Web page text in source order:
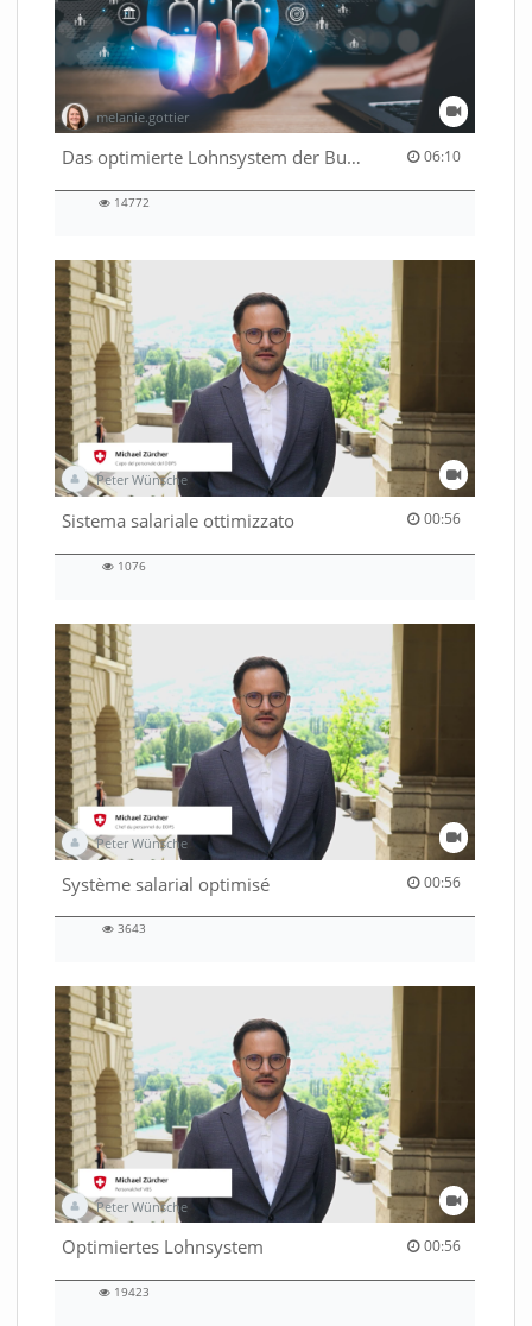
melanie.gottier
Das optimierte Lohnsystem der Bundesverwaltung 06:10
06:10 duration
14772
Peter Wünsche
Sistema salariale ottimizzato 00:56
00:56 duration
1076
Peter Wünsche
Système salarial optimisé 00:56
00:56 duration
3643
Peter Wünsche
Optimiertes Lohnsystem 00:56
00:56 duration
19423